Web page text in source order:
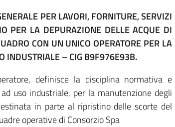
PER LAVORI, FORNITURE, SERVIZI
PER LA DEPURAZIONE DELLE ACQUE DI
CON UN UNICO OPERATORE PER LA
INDUSTRIALE – CIG B9F976E93B.
definisce la disciplina normativa e
uso industriale, per la manutenzione degli
in parte al ripristino delle scorte del
operative di Consorzio Spa